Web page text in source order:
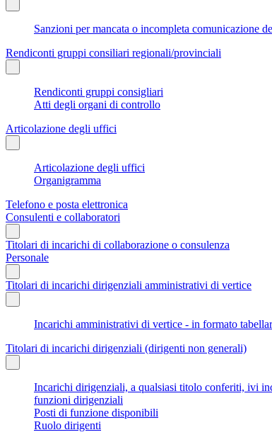
Sanzioni per mancata o incompleta comunicazione
Rendiconti gruppi consiliari regionali/provinciali
Rendiconti gruppi consigliari
Atti degli organi di controllo
Articolazione degli uffici
Articolazione degli uffici
Organigramma
Telefono e posta elettronica
Consulenti e collaboratori
Titolari di incarichi di collaborazione o consulenza
Personale
Titolari di incarichi dirigenziali amministrativi di vertice
Incarichi amministrativi di vertice - in formato
Titolari di incarichi dirigenziali (dirigenti non generali)
Incarichi dirigenziali, a qualsiasi titolo conferiti, ivi
funzioni dirigenziali
Posti di funzione disponibili
Ruolo dirigenti